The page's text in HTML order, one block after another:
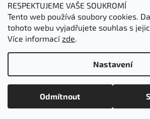
RESPEKTUJEME VAŠE SOUKROMÍ
Tento web používá soubory cookies.
tohoto webu vyjadřujete souhlas s
Více informacízde.
Nastavení
Odmítnout
Máme letní dovolenou od 5. 8.–7. 8.2026 | Vaše
začneme odesílat od 10. 8. ☀️ Děkujeme za
Přijímáme online platby
Vytvořil Shoptet
Copyright 2026Watto CZ Pro
vyhrazena.